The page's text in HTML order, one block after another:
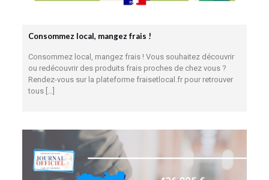
Consommez local, mangez frais !
Consommez local, mangez frais ! Vous souhaitez découvrir
ou redécouvrir des produits frais proches de chez vous ?
Rendez-vous sur la plateforme fraisetlocal.fr pour retrouver
tous[…]